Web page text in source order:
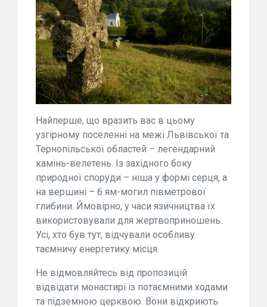
Найперше, що вразить вас в цьому
узгірному поселенні на межі Львівської та
Тернопільської областей – легендарний
камінь-велетень. Із західного боку
природної споруди – ніша у формі серця, а
на вершині – 6 ям-могил півметрової
глибини. Ймовірно, у часи язичництва їх
використовували для жертвоприношень.
Усі, хто був тут, відчували особливу
таємничу енергетику місця.
Не відмовляйтесь від пропозицій
відвідати монастирі із потаємними ходами
та підземною церквою. Вони відкриють